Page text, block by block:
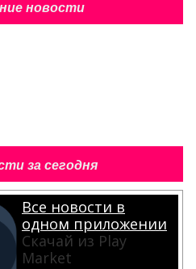
новости
за сегодня
Все новости в
одном приложении
Скачай из Play
Market